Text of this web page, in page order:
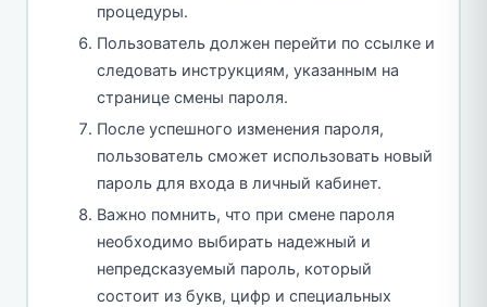
процедуры.
Пользователь должен перейти по ссылке и
следовать инструкциям, указанным на
странице смены пароля.
После успешного изменения пароля,
пользователь сможет использовать новый
пароль для входа в личный кабинет.
Важно помнить, что при смене пароля
необходимо выбирать надежный и
непредсказуемый пароль, который
состоит из букв, цифр и специальных